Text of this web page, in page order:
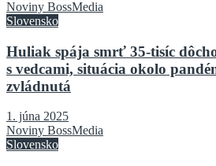
Noviny BossMedia
Slovensko
Huliak spája smrť 35-tisíc
s vedcami, situácia okolo
zvládnutá
1. júna 2025
Noviny BossMedia
Slovensko